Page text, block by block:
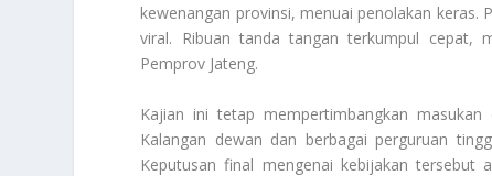
kewenangan provinsi, menuai penolakan keras.
viral. Ribuan tanda tangan terkumpul cepat,
Pemprov Jateng.
Kajian ini tetap mempertimbangkan
Kalangan dewan dan berbagai perguruan
Keputusan final mengenai kebijakan tersebut